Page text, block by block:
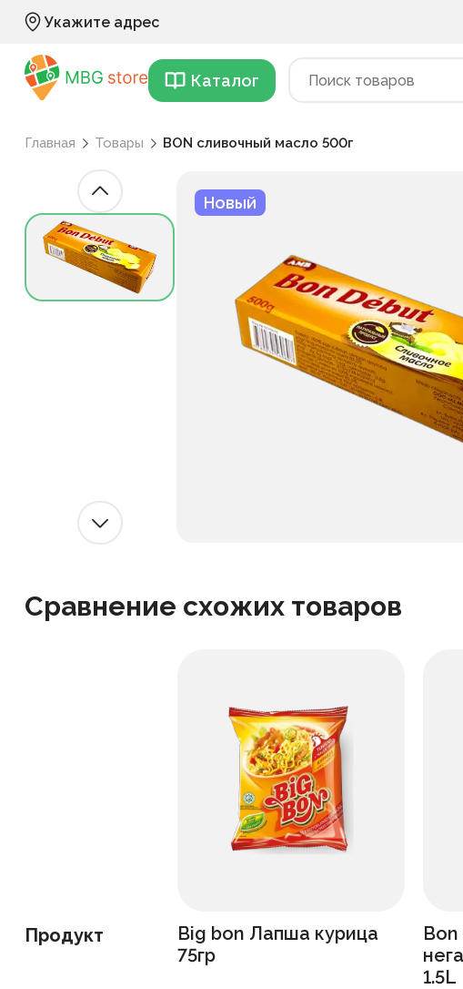
Укажите адрес
Каталог
Главная Товары BON сливочный масло 500г
Новый
Сравнение схожих товаров
Продукт
Big bon Лапша курица
75гр
1.5L